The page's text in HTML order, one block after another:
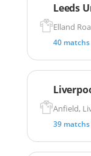
Leeds
Elland
40 matchs
Anfield,
39 matchs